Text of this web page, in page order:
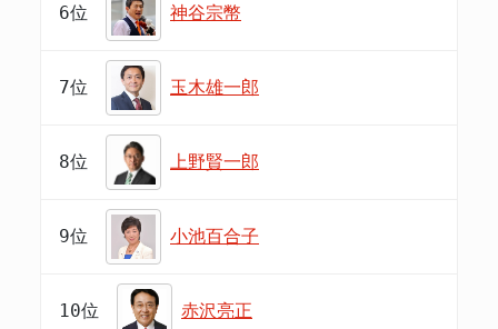
6位 神谷宗幣
7位 玉木雄一郎
8位 上野賢一郎
9位 小池百合子
10位 赤沢亮正